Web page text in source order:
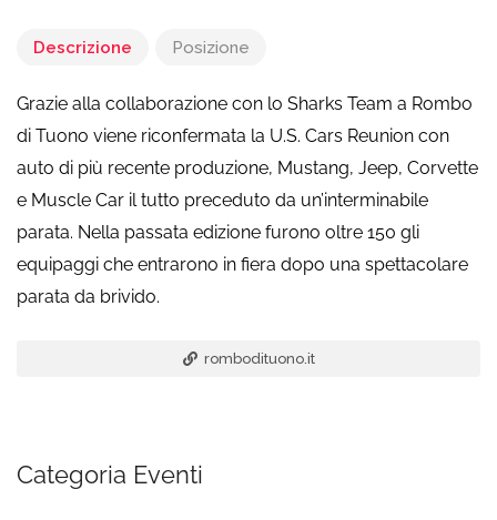
Descrizione Posizione
Grazie alla collaborazione con lo Sharks Team a Rombo
di Tuono viene riconfermata la U.S. Cars Reunion con
auto di più recente produzione, Mustang, Jeep, Corvette
e Muscle Car il tutto preceduto da un’interminabile
parata. Nella passata edizione furono oltre 150 gli
equipaggi che entrarono in fiera dopo una spettacolare
parata da brivido.
rombodituono.it
Categoria Eventi